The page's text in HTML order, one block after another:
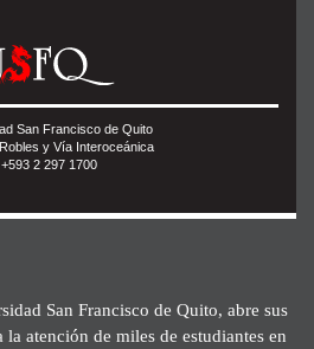
San Francisco de Quito
y Vía Interoceánica
+593 2 297 1700
San Francisco de Quito, abre sus
atención de miles de estudiantes en